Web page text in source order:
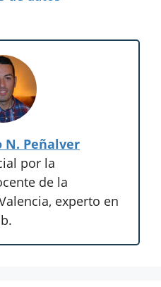
N. Peñalver
por la
de la
experto en